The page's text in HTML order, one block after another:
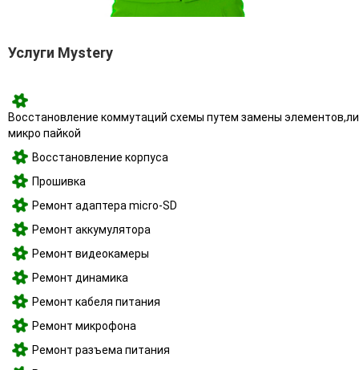
Услуги Mystery
Восстановление коммутаций схемы путем замены
микро пайкой
Восстановление корпуса
Прошивка
Ремонт адаптера micro-SD
Ремонт аккумулятора
Ремонт видеокамеры
Ремонт динамика
Ремонт кабеля питания
Ремонт микрофона
Ремонт разъема питания